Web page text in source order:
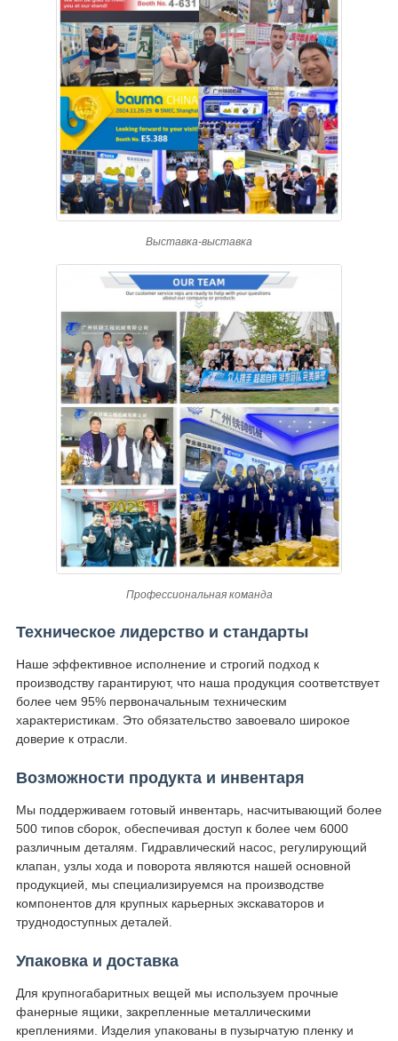
Выставка-выставка
Профессиональная команда
Техническое лидерство и стандарты
Наше эффективное исполнение и строгий подход к
производству гарантируют, что наша продукция соответствует
более чем 95% первоначальным техническим
характеристикам. Это обязательство завоевало широкое
доверие к отрасли.
Возможности продукта и инвентаря
Мы поддерживаем готовый инвентарь, насчитывающий более
500 типов сборок, обеспечивая доступ к более чем 6000
различным деталям. Гидравлический насос, регулирующий
клапан, узлы хода и поворота являются нашей основной
продукцией, мы специализируемся на производстве
компонентов для крупных карьерных экскаваторов и
труднодоступных деталей.
Упаковка и доставка
Для крупногабаритных вещей мы используем прочные
фанерные ящики, закрепленные металлическими
креплениями. Изделия упакованы в пузырчатую пленку и